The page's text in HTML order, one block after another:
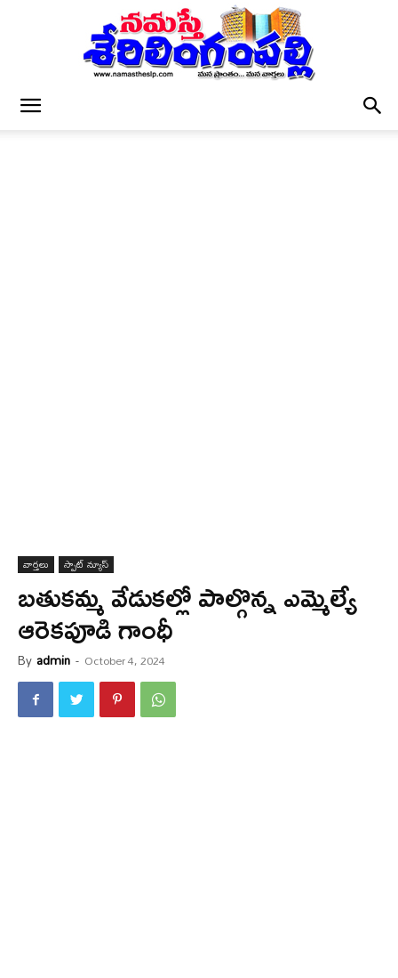
వార్త‌లు స్పాట్ న్యూస్
బ‌తుక‌మ్మ వేడుక‌ల్లో పాల్గొన్న ఎమ్మెల్యే
ఆరెకపూడి గాంధీ
By admin - October 4, 2024